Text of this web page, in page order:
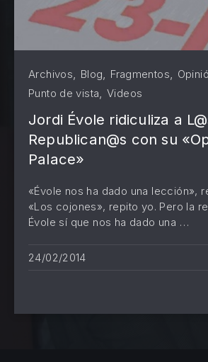
Archivos, Blog, Fragmentos,
Punto de vista,Videos
Jordi Évole ridiculiza a
Republican@s con su
Palace»
«Évole nos ha dado una lección»,
«Los cojones», repito yo. Pero la
Évole sí que nos ha dado una …
24/02/2014
PREVIOUS